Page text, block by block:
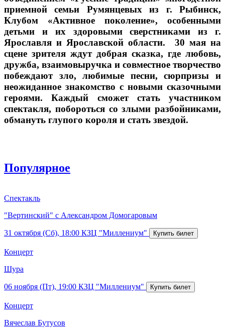
приемной семьи Румянцевых из г. Рыбинск,
Клубом «Активное поколение», особенными
детьми и их здоровыми сверстниками из г.
Ярославля и Ярославской области. 30 мая на
сцене зрителя ждут добрая сказка, где любовь,
дружба, взаимовыручка и совместное творчество
побеждают зло, любимые песни, сюрпризы и
неожиданное знакомство с новыми сказочными
героями. Каждый сможет стать участником
спектакля, побороться со злыми разбойниками,
обмануть глупого короля и стать звездой.
Популярное
Спектакль
"Вертинский" с Александром Домогаровым
31 октября (Сб), 18:00 КЗЦ "Миллениум"
Концерт
Шура
06 ноября (Пт), 19:00 КЗЦ "Миллениум"
Концерт
Вячеслав Бутусов